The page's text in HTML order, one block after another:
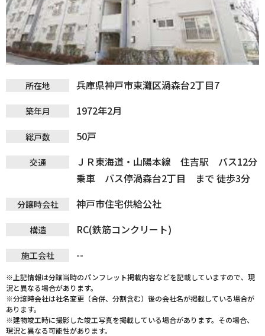
所在地 兵庫県神戸市東灘区渦森台2丁目7
築年月 1972年2月
総戸数 50戸
交通
ＪＲ東海道・山陽本線 住吉駅 バス12分
乗車 バス停渦森台2丁目 まで 徒歩3分
分譲時会社 神戸市住宅供給公社
構造 RC(鉄筋コンクリート)
施工会社 --
※上記情報は分譲当時のパンフレット掲載内容などを記載していますので、現
況と異なる場合があります。
※分譲時会社は社名変更（合併、分割含む）後の会社名が掲載している場合が
あります。
※建物竣工時に撮影した竣工写真を掲載している場合があります。その場合、
現況と異なる可能性があります。